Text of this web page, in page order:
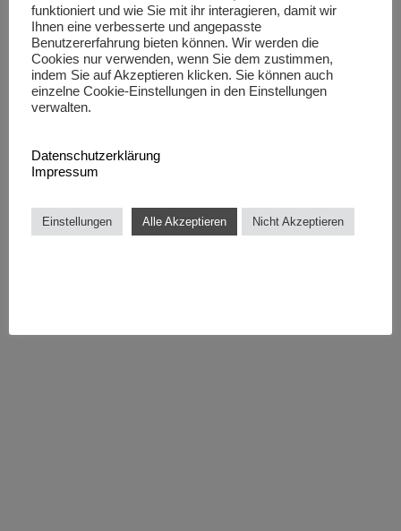
Acrylglasabtrennung Eggerhof
funktioniert und wie Sie mit ihr interagieren, damit wir
Ihnen eine verbesserte und angepasste
Benutzererfahrung bieten können. Wir werden die
Cookies nur verwenden, wenn Sie dem zustimmen,
indem Sie auf Akzeptieren klicken. Sie können auch
einzelne Cookie-Einstellungen in den Einstellungen
verwalten.
Datenschutzerklärung
Impressum
Einstellungen Alle Akzeptieren Nicht Akzeptieren